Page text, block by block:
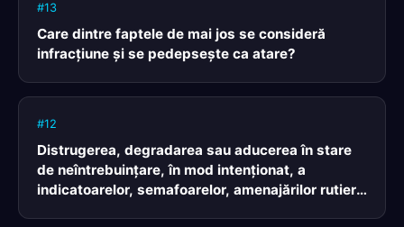
#13
Care dintre faptele de mai jos se consideră
infracţiune şi se pedepseşte ca atare?
#12
Distrugerea, degradarea sau aducerea în stare
de neîntrebuinţare, în mod intenţionat, a
indicatoarelor, semafoarelor, amenajărilor rutiere